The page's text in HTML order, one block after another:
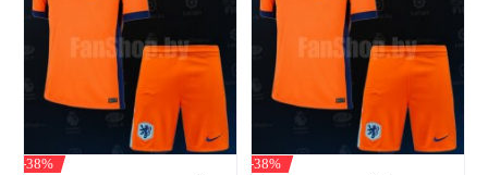
-38%
-38%